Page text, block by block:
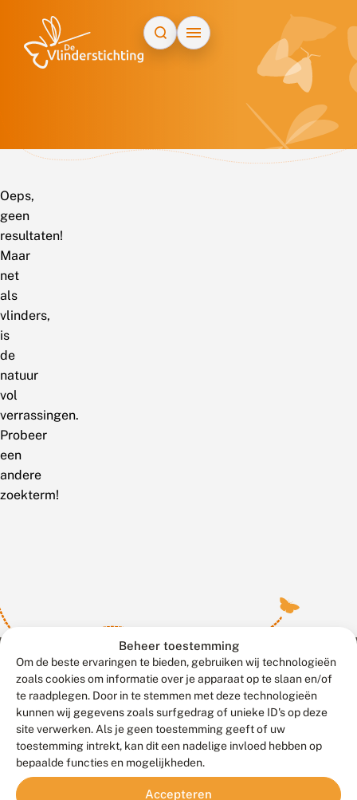
Beheer toestemming
Om de beste ervaringen te bieden, gebruiken wij technologieën
zoals cookies om informatie over je apparaat op te slaan en/of
te raadplegen. Door in te stemmen met deze technologieën
kunnen wij gegevens zoals surfgedrag of unieke ID's op deze
site verwerken. Als je geen toestemming geeft of uw
toestemming intrekt, kan dit een nadelige invloed hebben op
bepaalde functies en mogelijkheden.
Accepteren
Oeps,
geen
resultaten!
Maar
net
als
vlinders,
is
de
natuur
vol
verrassingen.
Probeer
een
andere
zoekterm!
Contact
Meld waarnemingen© 2026 Vlinderstichting
Duurzaam ontwikkeld door
Go2People
, ontworpen door
Blue Field Agency
Privacy
Disclaimer
Sitemap